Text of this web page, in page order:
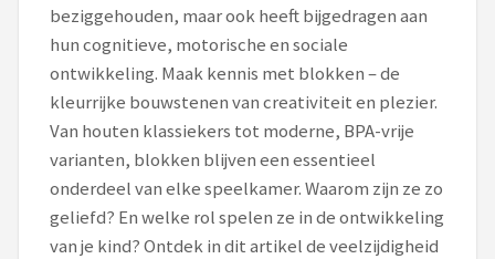
Knuffel Cadeaus
Babykleding Cadeaus
Blokken
Shop
POPULAIRE MERKEN
beziggehouden, maar ook heeft bijgedragen aan
hun cognitieve, motorische en sociale
ontwikkeling. Maak kennis met blokken – de
kleurrijke bouwstenen van creativiteit en plezier.
Van houten klassiekers tot moderne, BPA-vrije
varianten, blokken blijven een essentieel
onderdeel van elke speelkamer. Waarom zijn ze zo
geliefd? En welke rol spelen ze in de ontwikkeling
van je kind? Ontdek in dit artikel de veelzijdigheid